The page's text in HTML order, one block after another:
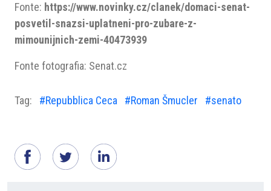
Fonte: https://www.novinky.cz/clanek/domaci-senat-
posvetil-snazsi-uplatneni-pro-zubare-z-
mimounijnich-zemi-40473939
Fonte fotografia: Senat.cz
Tag: #Repubblica Ceca #Roman Šmucler #senato